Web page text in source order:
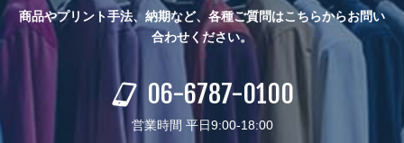
商品やプリント手法、納期など、各種ご質問はこちらからお問い
合わせください。
06-6787-0100
営業時間 平日9:00-18:00